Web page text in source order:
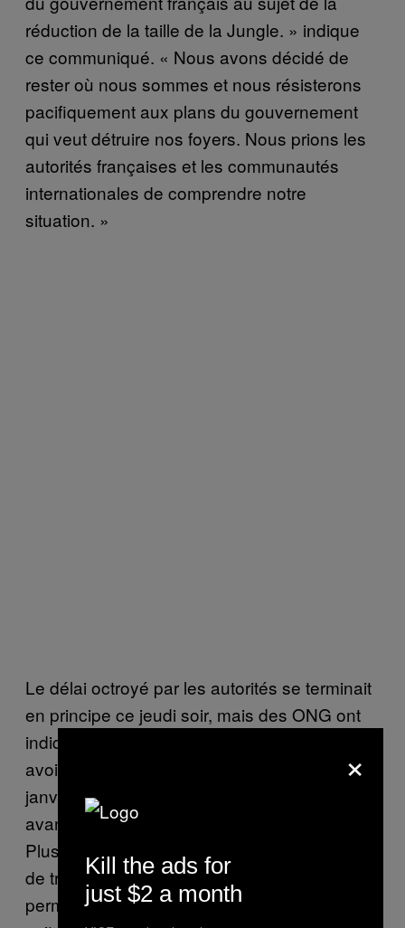
réduction de la taille de la Jungle. » indique
ce communiqué. « Nous avons décidé de
rester où nous sommes et nous résisterons
pacifiquement aux plans du gouvernement
qui veut détruire nos foyers. Nous prions les
autorités françaises et les communautés
internationales de comprendre notre
situation. »
Le délai octroyé par les autorités se terminait
en principe ce jeudi soir, mais des ONG ont
indiqué à VICE News qu’elles pourraient
avoir jusqu’à lundi prochain (le 18
janvier) pour vider la zone de ses habitants
avant que les bulldozers n’y entrent.
Plusieurs ONG avaient indiqué que le délai
de trois jours prévu par les autorités ne leur
permettrait d’aider que les plus vulnérables,
×
Kill the ads for
just $2 a month